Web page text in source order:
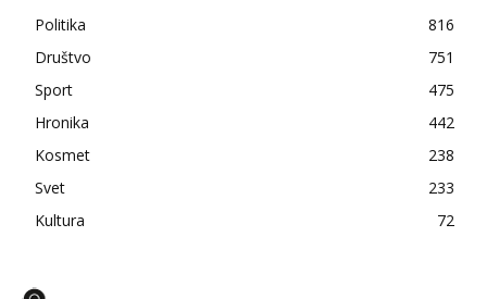
Politika
816
Društvo
751
Sport
475
Hronika
442
Kosmet
238
Svet
233
Kultura
72